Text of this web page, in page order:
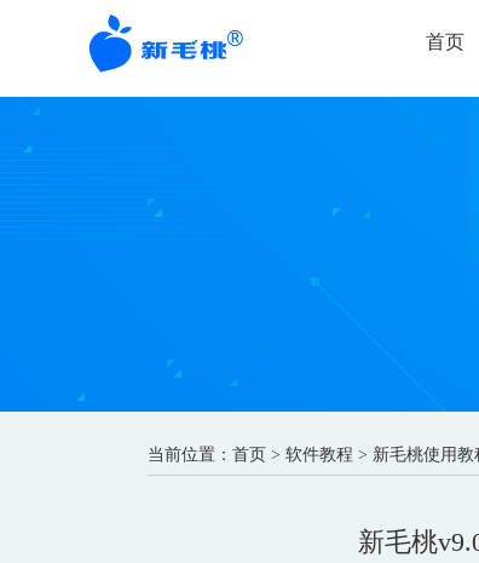
首页
当前位置： 首页 > 软件教程 > 新毛桃使用教
新毛桃